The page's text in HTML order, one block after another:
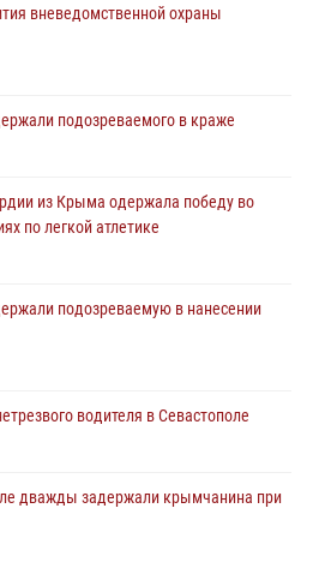
вневедомственной охраны
подозреваемого в краже
из Крыма одержала победу во
по легкой атлетике
подозреваемую в нанесении
водителя в Севастополе
дважды задержали крымчанина при